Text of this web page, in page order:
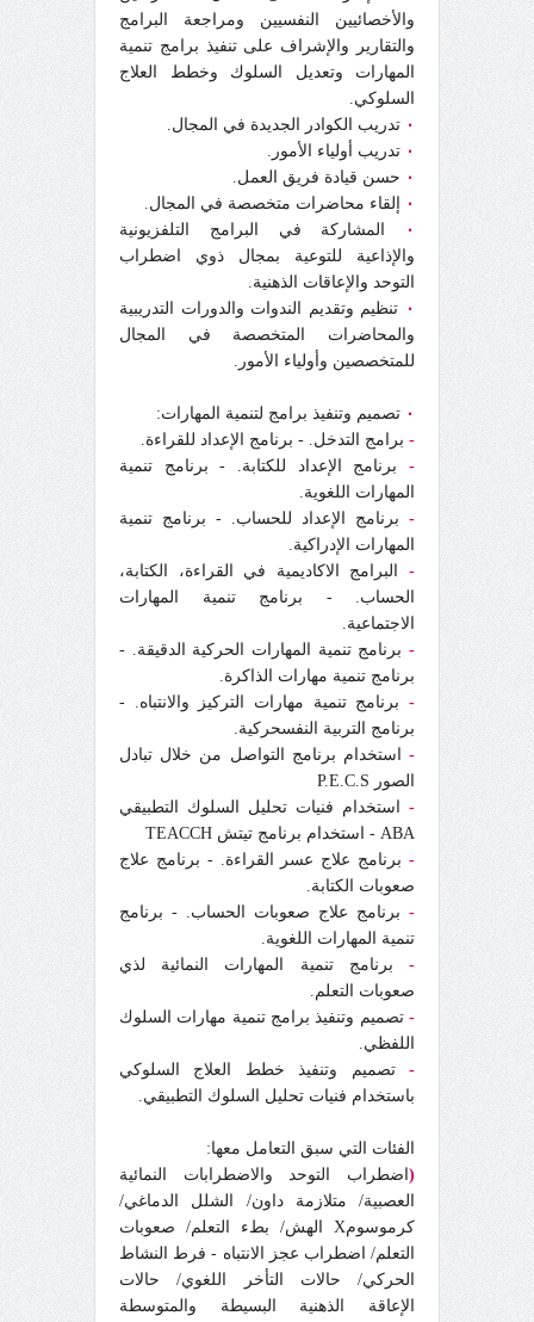
والأخصائيين النفسيين ومراجعة البرامج
والتقارير والإشراف على تنفيذ برامج تنمية
المهارات وتعديل السلوك وخطط العلاج
السلوكي.
٠ تدريب الكوادر الجديدة في المجال.
٠ تدريب أولياء الأمور.
٠ حسن قيادة فريق العمل.
٠
إلقاء محاضرات متخصصة في المجال.
٠
المشاركة في البرامج التلفزيونية
والإذاعية للتوعية بمجال ذوي اضطراب
التوحد والإعاقات الذهنية.
٠ تنظيم وتقديم الندوات والدورات التدريبية
والمحاضرات المتخصصة في المجال
للمتخصصين وأولياء الأمور.
٠ تصميم وتنفيذ برامج لتنمية المهارات:
- برامج التدخل. - برنامج الإعداد للقراءة.
- برنامج الإعداد للكتابة. - برنامج تنمية
المهارات اللغوية.
- برنامج الإعداد للحساب. - برنامج تنمية
المهارات الإدراكية.
-
البرامج الاكاديمية في القراءة، الكتابة،
الحساب. - برنامج تنمية المهارات
الاجتماعية.
- برنامج تنمية المهارات الحركية الدقيقة. -
برنامج تنمية مهارات الذاكرة.
- برنامج تنمية مهارات التركيز والانتباه. -
برنامج التربية النفسحركية.
-
استخدام برنامج التواصل من خلال تبادل
الصور P.E.C.S
-
استخدام فنيات تحليل السلوك التطبيقي
ABA - استخدام برنامج تيتش TEACCH
- برنامج علاج عسر القراءة. - برنامج علاج
صعوبات الكتابة.
- برنامج علاج صعوبات الحساب. - برنامج
تنمية المهارات اللغوية.
- برنامج تنمية المهارات النمائية لذي
صعوبات التعلم.
-تصميم وتنفيذ برامج تنمية مهارات السلوك
اللفظي.
- تصميم وتنفيذ خطط العلاج السلوكي
باستخدام فنيات تحليل السلوك التطبيقي.
الفئات التي سبق التعامل معها:
( اضطراب التوحد والاضطرابات النمائية
العصبية/ متلازمة داون/ الشلل الدماغي/
كرموسومX الهش/ بطء التعلم/ صعوبات
التعلم/ اضطراب عجز الانتباه - فرط النشاط
الحركي/ حالات التأخر اللغوي/ حالات
الإعاقة الذهنية البسيطة والمتوسطة